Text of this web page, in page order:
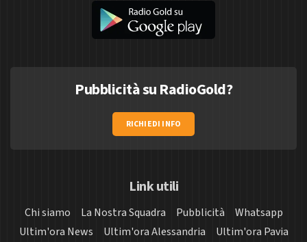
Pubblicità su RadioGold?
RICHIEDI INFO
Link utili
Chi siamo La Nostra Squadra Pubblicità
Whatsapp
Ultim'ora News
Ultim'ora Alessandria
Ultim'ora Pavia